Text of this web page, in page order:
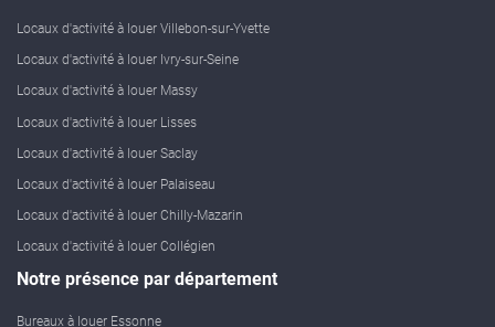
Locaux d'activité à louer Villebon-sur-Yvette
Locaux d'activité à louer Ivry-sur-Seine
Locaux d'activité à louer Massy
Locaux d'activité à louer Lisses
Locaux d'activité à louer Saclay
Locaux d'activité à louer Palaiseau
Locaux d'activité à louer Chilly-Mazarin
Locaux d'activité à louer Collégien
Notre présence par département
Bureaux à louer Essonne